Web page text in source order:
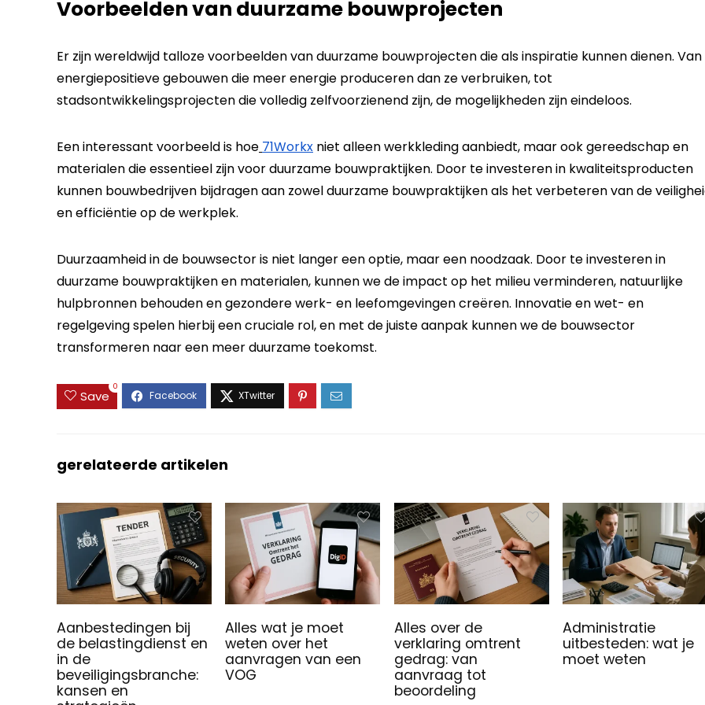
Voorbeelden van duurzame bouwprojecten
Er zijn wereldwijd talloze voorbeelden van duurzame bouwprojecten die als inspiratie kunnen dienen. Van
energiepositieve gebouwen die meer energie produceren dan ze verbruiken, tot
stadsontwikkelingsprojecten die volledig zelfvoorzienend zijn, de mogelijkheden zijn eindeloos.
Een interessant voorbeeld is hoe 71Workx niet alleen werkkleding aanbiedt, maar ook gereedschap en
materialen die essentieel zijn voor duurzame bouwpraktijken. Door te investeren in kwaliteitsproducten
kunnen bouwbedrijven bijdragen aan zowel duurzame bouwpraktijken als het verbeteren van de
en efficiëntie op de werkplek.
Duurzaamheid in de bouwsector is niet langer een optie, maar een noodzaak. Door te investeren in
duurzame bouwpraktijken en materialen, kunnen we de impact op het milieu verminderen, natuurlijke
hulpbronnen behouden en gezondere werk- en leefomgevingen creëren. Innovatie en wet- en
regelgeving spelen hierbij een cruciale rol, en met de juiste aanpak kunnen we de bouwsector
transformeren naar een meer duurzame toekomst.
Save
0
gerelateerde artikelen
Aanbestedingen bij
de belastingdienst en
in de
beveiligingsbranche:
kansen en
Alles wat je moet
weten over het
aanvragen van een
VOG
Alles over de
verklaring omtrent
gedrag: van
aanvraag tot
beoordeling
Administratie
uitbesteden: wat je
moet weten